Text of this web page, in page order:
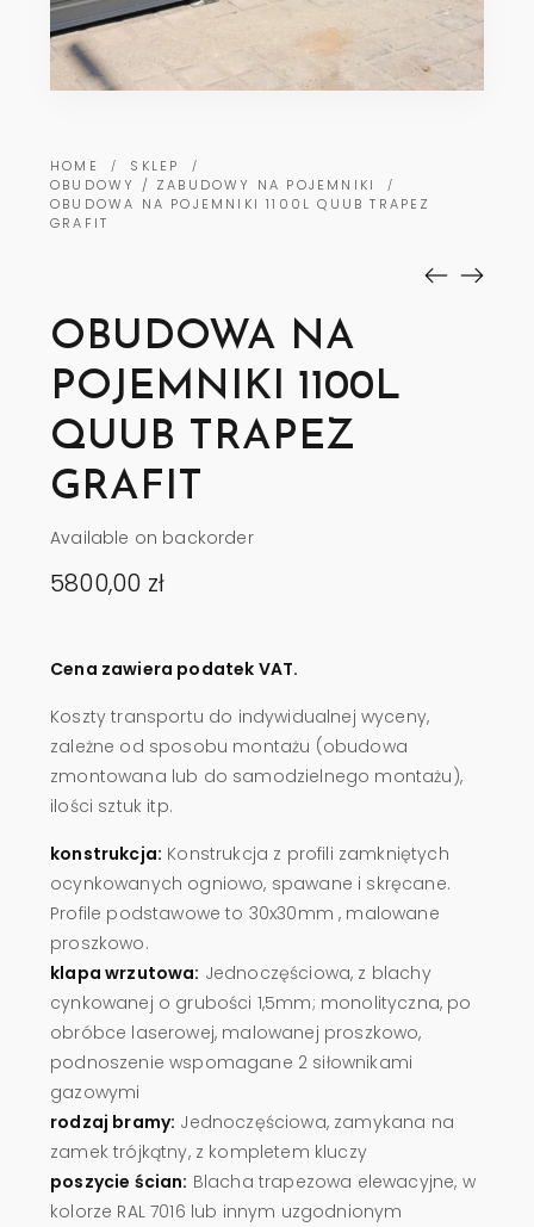
HOME / SKLEP /
OBUDOWY / ZABUDOWY NA POJEMNIKI /
OBUDOWA NA POJEMNIKI 1100L QUUB TRAPEZ
GRAFIT
OBUDOWA NA
POJEMNIKI 1100L
QUUB TRAPEZ
GRAFIT
Available on backorder
5800,00 zł
Cena zawiera podatek VAT.
Koszty transportu do indywidualnej wyceny,
zależne od sposobu montażu (obudowa
zmontowana lub do samodzielnego montażu),
ilości sztuk itp.
konstrukcja: Konstrukcja z profili zamkniętych
ocynkowanych ogniowo, spawane i skręcane.
Profile podstawowe to 30x30mm , malowane
proszkowo.
klapa wrzutowa: Jednoczęściowa, z blachy
cynkowanej o grubości 1,5mm; monolityczna, po
obróbce laserowej, malowanej proszkowo,
podnoszenie wspomagane 2 siłownikami
gazowymi
rodzaj bramy: Jednoczęściowa, zamykana na
zamek trójkątny, z kompletem kluczy
poszycie ścian: Blacha trapezowa elewacyjne, w
kolorze RAL 7016 lub innym uzgodnionym